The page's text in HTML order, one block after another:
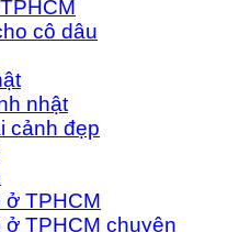
cô dâu
nhật
cảnh đẹp
TPHCM
TPHCM chuyên